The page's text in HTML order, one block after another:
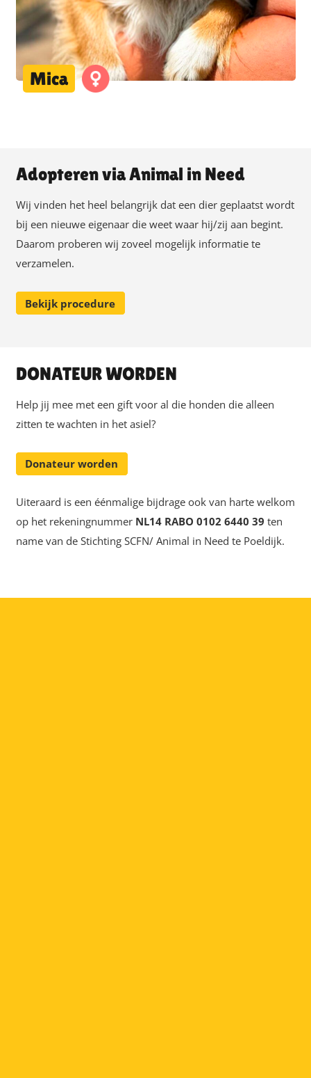
Mica
Adopteren via Animal in Need
Wij vinden het heel belangrijk dat een dier geplaatst wordt
bij een nieuwe eigenaar die weet waar hij/zij aan begint.
Daarom proberen wij zoveel mogelijk informatie te
verzamelen.
Bekijk procedure
DONATEUR WORDEN
Help jij mee met een gift voor al die honden die alleen
zitten te wachten in het asiel?
Donateur worden
Uiteraard is een éénmalige bijdrage ook van harte welkom
op het rekeningnummer NL14 RABO 0102 6440 39 ten
name van de Stichting SCFN/ Animal in Need te Poeldijk.